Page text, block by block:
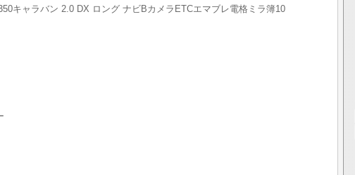
キャラバン 2.0 DX ロング ナビBカメラETCエマブレ電格ミラ簿10